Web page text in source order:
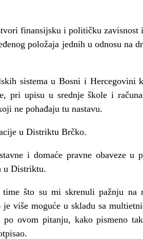
finansijsku i političku zavisnost
položaja jednih u odnosu na
sistema u Bosni i Hercegovini
pri upisu u srednje škole i
ne pohađaju tu nastavu.
u Distriktu Brčko.
i domaće pravne obaveze u
u Distriktu.
što su mi skrenuli pažnju na
više moguće u skladu sa
ovom pitanju, kako pismeno